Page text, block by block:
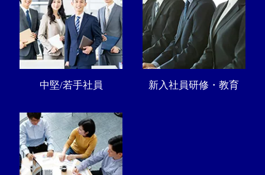
中堅/若手社員 新入社員研修・教育